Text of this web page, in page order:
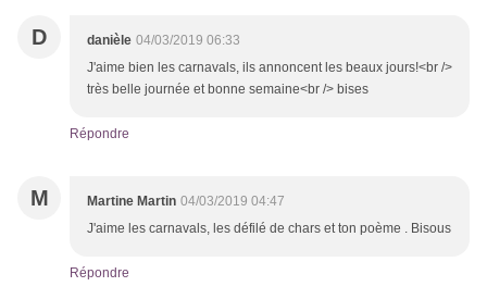
D danièle 04/03/2019 06:33
J'aime bien les carnavals, ils annoncent les beaux jours!<br />
très belle journée et bonne semaine<br /> bises
Répondre
M Martine Martin 04/03/2019 04:47
J'aime les carnavals, les défilé de chars et ton poème . Bisous
Répondre